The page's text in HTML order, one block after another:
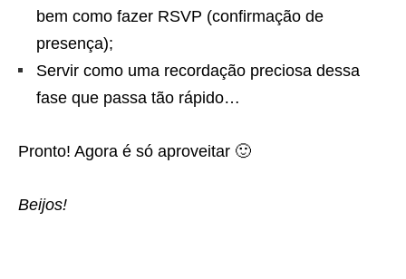
bem como fazer RSVP (confirmação de
presença);
Servir como uma recordação preciosa dessa
fase que passa tão rápido…
Pronto! Agora é só aproveitar 🙂
Beijos!